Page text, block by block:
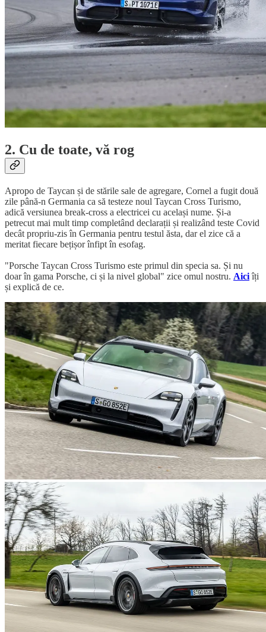
2. Cu de toate, vă rog
Apropo de Taycan și de stările sale de agregare, Cornel a fugit două
zile până-n Germania ca să testeze noul Taycan Cross Turismo,
adică versiunea break-cross a electricei cu același nume. Și-a
petrecut mai mult timp completând declarații și realizând teste Covid
decât propriu-zis în Germania pentru testul ăsta, dar el zice că a
meritat fiecare bețișor înfipt în esofag.
"Porsche Taycan Cross Turismo este primul din specia sa. Și nu
doar în gama Porsche, ci și la nivel global" zice omul nostru. Aiciîți
și explică de ce.